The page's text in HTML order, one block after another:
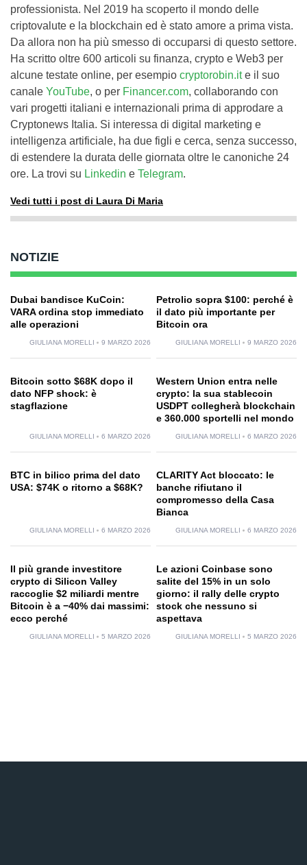
professionista. Nel 2019 ha scoperto il mondo delle
criptovalute e la blockchain ed è stato amore a prima vista.
Da allora non ha più smesso di occuparsi di questo settore.
Ha scritto oltre 600 articoli su finanza, crypto e Web3 per
alcune testate online, per esempio cryptorobin.it e il suo
canale YouTube, o per Financer.com, collaborando con
vari progetti italiani e internazionali prima di approdare a
Cryptonews Italia. Si interessa di digital marketing e
intelligenza artificiale, ha due figli e cerca, senza successo,
di estendere la durata delle giornata oltre le canoniche 24
ore. La trovi su Linkedin e Telegram.
Vedi tutti i post di Laura Di Maria
NOTIZIE
Dubai bandisce KuCoin:
VARA ordina stop immediato
alle operazioni
GIULIANA MORELLI 9 MARZO 2026
Petrolio sopra $100: perché è
il dato più importante per
Bitcoin ora
GIULIANA MORELLI 9 MARZO 2026
Bitcoin sotto $68K dopo il
dato NFP shock: è
stagflazione
GIULIANA MORELLI 6 MARZO 2026
Western Union entra nelle
crypto: la sua stablecoin
USDPT collegherà blockchain
e 360.000 sportelli nel mondo
GIULIANA MORELLI 6 MARZO 2026
BTC in bilico prima del dato
USA: $74K o ritorno a $68K?
GIULIANA MORELLI 6 MARZO 2026
CLARITY Act bloccato: le
banche rifiutano il
compromesso della Casa
Bianca
GIULIANA MORELLI 6 MARZO 2026
Il più grande investitore
crypto di Silicon Valley
raccoglie $2 miliardi mentre
Bitcoin è a −40% dai massimi:
ecco perché
GIULIANA MORELLI 5 MARZO 2026
Le azioni Coinbase sono
salite del 15% in un solo
giorno: il rally delle crypto
stock che nessuno si
aspettava
GIULIANA MORELLI 5 MARZO 2026